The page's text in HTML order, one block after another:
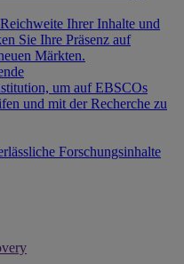
Ihrer Inhalte und
Sie Ihre Präsenz auf
Märkten.
um auf EBSCOs
und mit der Recherche zu
Forschungsinhalte